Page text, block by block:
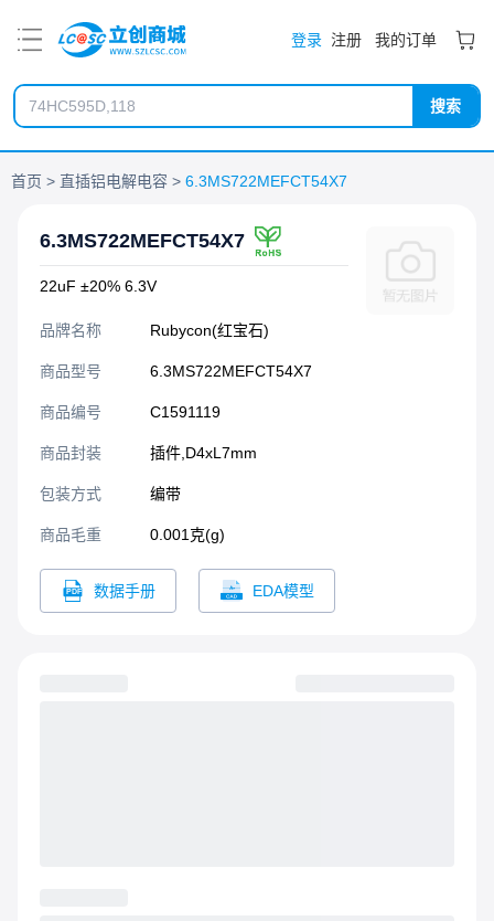
登录 注册 我的订单
搜索
首页 直插铝电解电容 6.3MS722MEFCT54X7
6.3MS722MEFCT54X7
22uF ±20% 6.3V
品牌名称 Rubycon(红宝石)
商品型号 6.3MS722MEFCT54X7
商品编号 C1591119
商品封装 插件,D4xL7mm​
包装方式 编带
商品毛重 0.001克(g)
数据手册 EDA模型